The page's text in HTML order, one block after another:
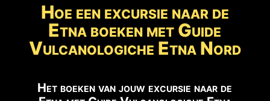
Hoe een excursie naar de
Etna boeken met Guide
Vulcanologiche Etna Nord
Het boeken van jouw excursie naar de